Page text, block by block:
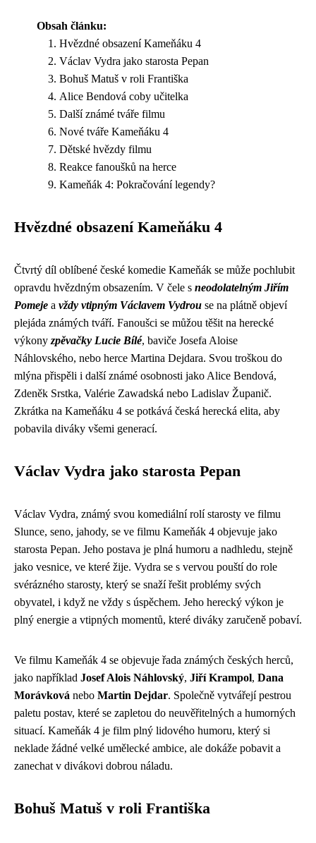
Obsah článku:
Hvězdné obsazení Kameňáku 4
Václav Vydra jako starosta Pepan
Bohuš Matuš v roli Františka
Alice Bendová coby učitelka
Další známé tváře filmu
Nové tváře Kameňáku 4
Dětské hvězdy filmu
Reakce fanoušků na herce
Kameňák 4: Pokračování legendy?
Hvězdné obsazení Kameňáku 4
Čtvrtý díl oblíbené české komedie Kameňák se může pochlubit
opravdu hvězdným obsazením. V čele s neodolatelným Jiřím
Pomeje a vždy vtipným Václavem Vydrou se na plátně objeví
plejáda známých tváří. Fanoušci se můžou těšit na herecké
výkony zpěvačky Lucie Bílé, baviče Josefa Aloise
Náhlovského, nebo herce Martina Dejdara. Svou troškou do
mlýna přispěli i další známé osobnosti jako Alice Bendová,
Zdeněk Srstka, Valérie Zawadská nebo Ladislav Županič.
Zkrátka na Kameňáku 4 se potkává česká herecká elita, aby
pobavila diváky všemi generací.
Václav Vydra jako starosta Pepan
Václav Vydra, známý svou komediální rolí starosty ve filmu
Slunce, seno, jahody, se ve filmu Kameňák 4 objevuje jako
starosta Pepan. Jeho postava je plná humoru a nadhledu, stejně
jako vesnice, ve které žije. Vydra se s vervou pouští do role
svérázného starosty, který se snaží řešit problémy svých
obyvatel, i když ne vždy s úspěchem. Jeho herecký výkon je
plný energie a vtipných momentů, které diváky zaručeně pobaví.
Ve filmu Kameňák 4 se objevuje řada známých českých herců,
jako například Josef Alois Náhlovský, Jiří Krampol, Dana
Morávková nebo Martin Dejdar. Společně vytvářejí pestrou
paletu postav, které se zapletou do neuvěřitelných a humorných
situací. Kameňák 4 je film plný lidového humoru, který si
neklade žádné velké umělecké ambice, ale dokáže pobavit a
zanechat v divákovi dobrou náladu.
Bohuš Matuš v roli Františka